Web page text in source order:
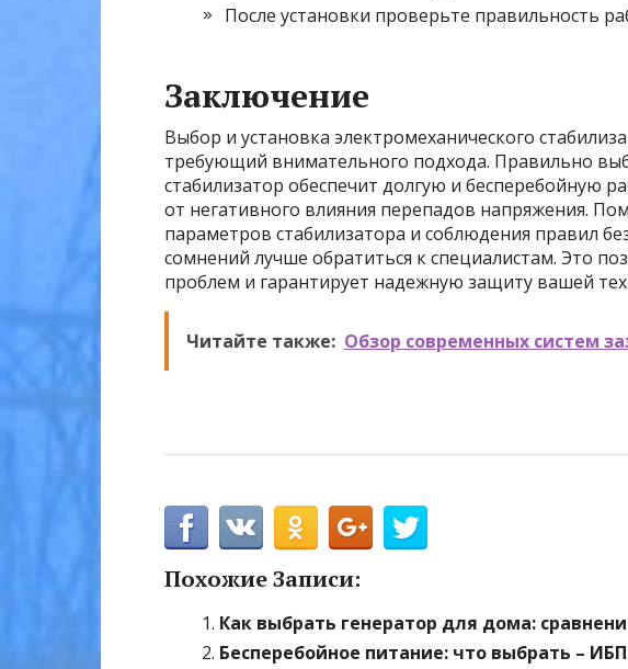
После установки проверьте правильность
Заключение
Выбор и установка электромеханического
требующий внимательного подхода. Правильно
стабилизатор обеспечит долгую и бесперебойную
от негативного влияния перепадов напряжения.
параметров стабилизатора и соблюдения правил
сомнений лучше обратиться к специалистам. Это
проблем и гарантирует надежную защиту вашей
Читайте также: Обзор современных систем
Похожие Записи:
Как выбрать генератор для дома:
Бесперебойное питание: что выбрать –